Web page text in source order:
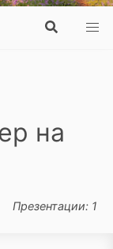
на
Презентации: 1